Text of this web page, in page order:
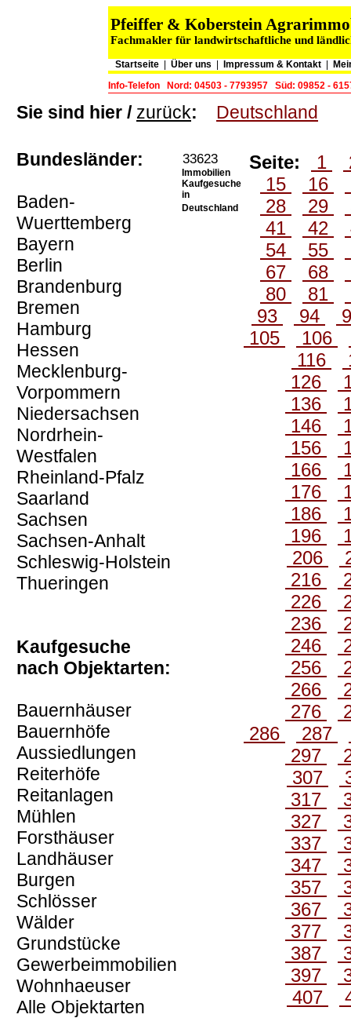
Pfeiffer & Koberstein
Fachmakler für landwirtschaftliche und
Startseite Über uns Impressum & Kontakt
Info-Telefon
Nord: 04503 - 7793957 Süd: 09852 -
Sie sind hier / zurück: Deutschland
Bundesländer:
Baden-
Wuerttemberg
Bayern
Berlin
Brandenburg
Bremen
Hamburg
Hessen
Mecklenburg-
Vorpommern
Niedersachsen
Nordrhein-
Westfalen
Rheinland-Pfalz
Saarland
Sachsen
Sachsen-Anhalt
Schleswig-Holstein
Thueringen
Kaufgesuche
nach Objektarten:
Bauernhäuser
Bauernhöfe
Aussiedlungen
Reiterhöfe
Reitanlagen
Mühlen
Forsthäuser
Landhäuser
Burgen
Schlösser
Wälder
Grundstücke
Gewerbeimmobilien
Wohnhaeuser
Alle Objektarten
33623
Immobilien
Kaufgesuche
in
Deutschland
Seite: 1
15
16
28
29
41
42
54
55
67
68
80
81
93
94
105
106
116
126
136
146
156
166
176
186
196
206
216
226
236
246
256
266
276
286
287
297
307
317
327
337
347
357
367
377
387
397
407